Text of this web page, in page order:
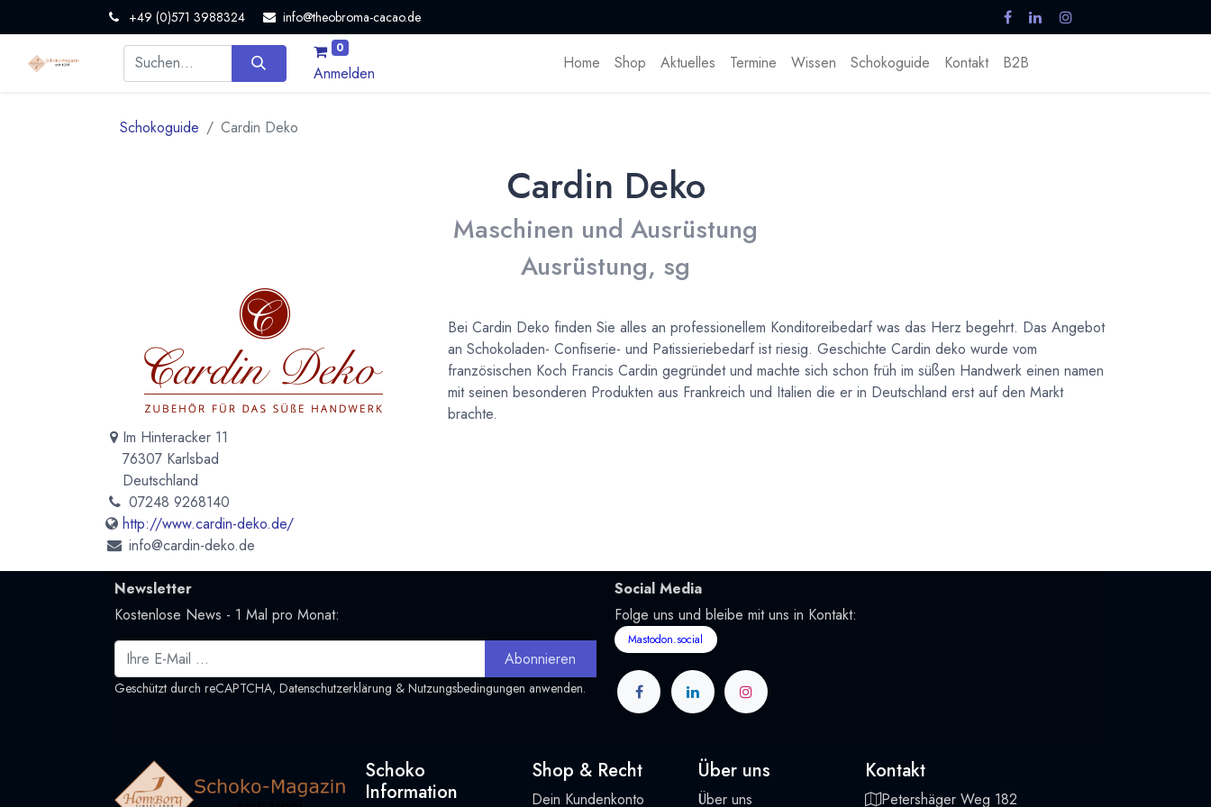
+49 (0)571 3988324 info@theobroma-cacao.de
0
Anmelden
Home Shop Aktuelles Termine Wissen Schokoguide Kontakt B2B
Schokoguide Cardin Deko
Cardin Deko
Maschinen und Ausrüstung
Ausrüstung, sg
Im Hinteracker 11
76307 Karlsbad
Deutschland
07248 9268140
http://www.cardin-deko.de/
info@cardin-deko.de
Bei Cardin Deko finden Sie alles an professionellem Konditoreibedarf was das Herz begehrt. Das Angebot
an Schokoladen- Confiserie- und Patissieriebedarf ist riesig. Geschichte Cardin deko wurde vom
französischen Koch Francis Cardin gegründet und machte sich schon früh im süßen Handwerk einen namen
mit seinen besonderen Produkten aus Frankreich und Italien die er in Deutschland erst auf den Markt
brachte.
Newsletter
Kostenlose News - 1 Mal pro Monat:
Abonnieren
Geschützt durch reCAPTCHA, Datenschutzerklärung & Nutzungsbedingungen anwenden.
Social Media
Folge uns und bleibe mit uns in Kontakt:
Mastodon.social
Schoko
Information
Shop & Recht
Dein Kundenkonto
Über uns
Über uns
Kontakt
Petershäger Weg 182